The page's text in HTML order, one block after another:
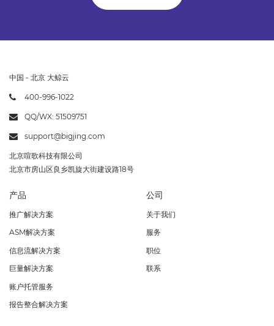
中国 - 北京 大鲸云
400-996-1022
QQ/WX: 51509751
support@bigjing.com
北京喧歌科技有限公司
北京市房山区良乡凯旋大街建设路18号
产品
推广解决方案
ASM解决方案
信息流解决方案
巨量解决方案
账户托管服务
报告整合解决方案
公司
关于我们
服务
职位
联系